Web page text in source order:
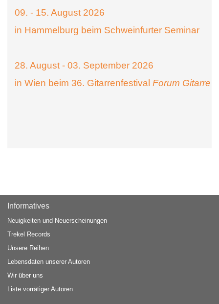
09. - 15. August 2026
in Hammelburg beim Schweinfurter Seminar
28. August - 03. September 2026
in Wien beim 36. Gitarrenfestival Forum Gitarre
Informatives
Neuigkeiten und Neuerscheinungen
Trekel Records
Unsere Reihen
Lebensdaten unserer Autoren
Wir über uns
Liste vorrätiger Autoren